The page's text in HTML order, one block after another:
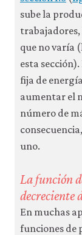
sube la
trabajadores,
que no varía
esta
fija de
aumentar el
número de
uno.
La función
decreciente
En muchas
funciones de